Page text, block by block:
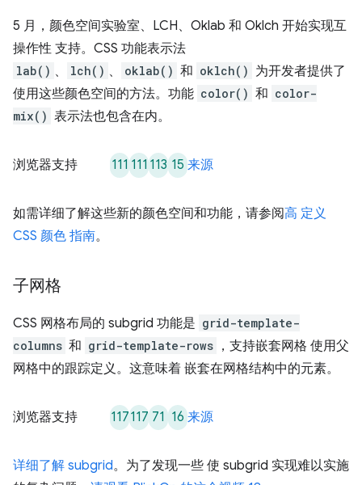
5 月，颜色空间实验室、LCH、Oklab 和 Oklch 开始实现互
操作性 支持。CSS 功能表示法
lab() 、 lch() 、 oklab() 和 oklch() 为开发者提供了
使用这些颜色空间的方法。功能 color() 和 color-
mix() 表示法也包含在内。
浏览器支持 111 111 113 15 来源
如需详细了解这些新的颜色空间和功能，请参阅高 定义
CSS 颜色 指南。
子网格
CSS 网格布局的 subgrid 功能是 grid-template-
columns 和 grid-template-rows ，支持嵌套网格 使用父
网格中的跟踪定义。这意味着 嵌套在网格结构中的元素。
浏览器支持 117117 71 16 来源
详细了解 subgrid。为了发现一些 使 subgrid 实现难以实施